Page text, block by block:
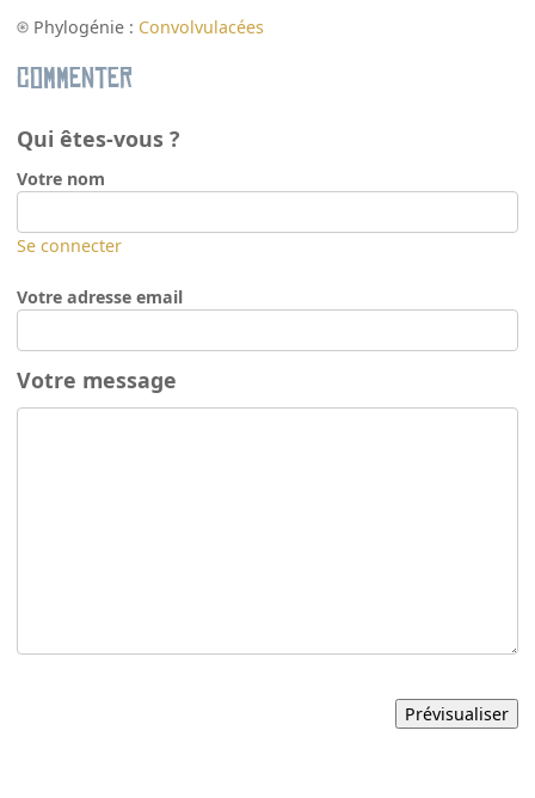
Phylogénie : Convolvulacées
Commenter
Qui êtes-vous ?
Votre nom
Se connecter
Votre adresse email
Votre message